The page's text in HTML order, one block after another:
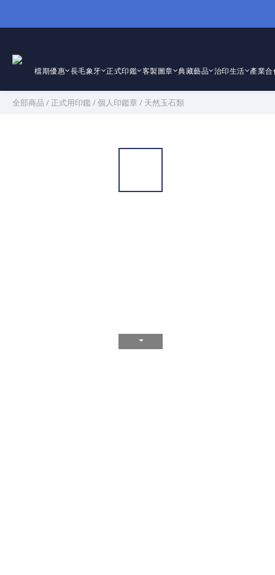
檔期優惠 長毛象牙 正式印鑑 客製圖章 典藏藝品 治印生活 產業合
全部商品 / 正式用印鑑 /個人印鑑章 / 天然玉石類